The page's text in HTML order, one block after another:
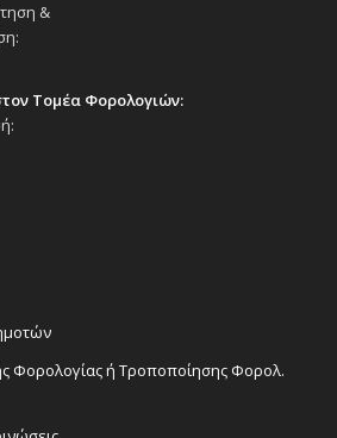
&
Τομέα Φορολογιών:
Φορολογίας ή Τροποποίησης Φορολ.